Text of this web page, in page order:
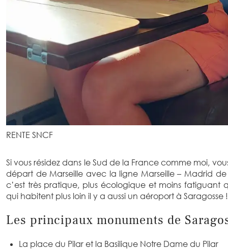
RENTE SNCF
Si vous résidez dans le Sud de la France comme moi,
départ de Marseille avec la ligne Marseille – Madrid
c’est très pratique, plus écologique et moins fatiguant
qui habitent plus loin il y a aussi un aéroport à Saragosse !
Les principaux monuments de
La place du Pilar et la Basilique Notre Dame du Pilar